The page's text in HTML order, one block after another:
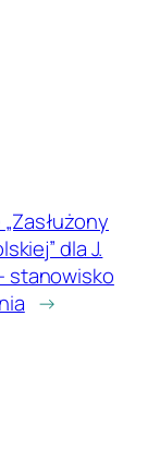
dla J.
stanowisko
→